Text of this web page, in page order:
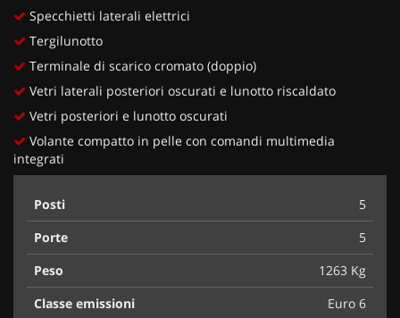
Specchietti laterali elettrici
Tergilunotto
Terminale di scarico cromato (doppio)
Vetri laterali posteriori oscurati e lunotto riscaldato
Vetri posteriori e lunotto oscurati
Volante compatto in pelle con comandi multimedia
integrati
Posti
5
Porte
5
Peso
1263 Kg
Classe emissioni
Euro 6